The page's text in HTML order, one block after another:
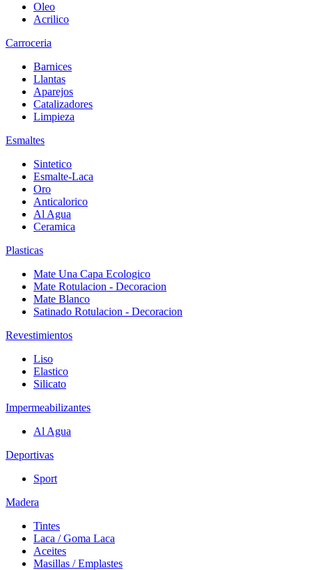
Oleo
Acrilico
Carroceria
Barnices
Llantas
Aparejos
Catalizadores
Limpieza
Esmaltes
Sintetico
Esmalte-Laca
Oro
Anticalorico
Al Agua
Ceramica
Plasticas
Mate Una Capa Ecologico
Mate Rotulacion - Decoracion
Mate Blanco
Satinado Rotulacion - Decoracion
Revestimientos
Liso
Elastico
Silicato
Impermeabilizantes
Al Agua
Deportivas
Sport
Madera
Tintes
Laca / Goma Laca
Aceites
Masillas / Emplastes